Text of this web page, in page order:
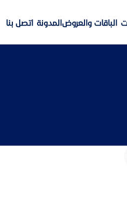
الباقات والعروضالمدونة اتصل بنا